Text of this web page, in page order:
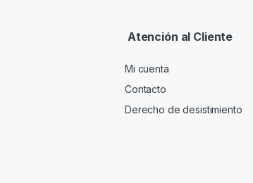
Atención al Cliente
Mi cuenta
Contacto
Derecho de desistimiento